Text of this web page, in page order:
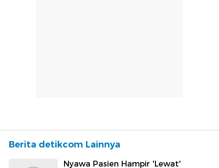
Berita detikcom Lainnya
Nyawa Pasien Hampir 'Lewat'